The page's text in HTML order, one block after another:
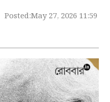
Posted:May 27, 2026 11:59